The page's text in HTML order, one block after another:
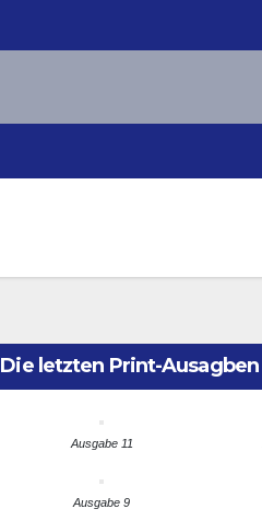
Die letzten Print-Ausagben
Ausgabe 11
Ausgabe 9